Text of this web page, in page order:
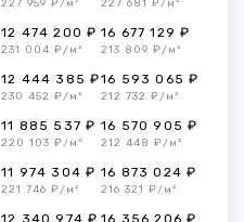
227 959 ₽/м² 227 681 ₽/м²
12 474 200 ₽
231 004 ₽/м²
16 677 129 ₽
213 809 ₽/м²
12 444 385 ₽
230 452 ₽/м²
16 593 065 ₽
212 732 ₽/м²
11 885 537 ₽
220 103 ₽/м²
16 570 905 ₽
212 448 ₽/м²
11 974 304 ₽
221 746 ₽/м²
16 873 024 ₽
216 321 ₽/м²
12 340 974 ₽ 16 356 206 ₽